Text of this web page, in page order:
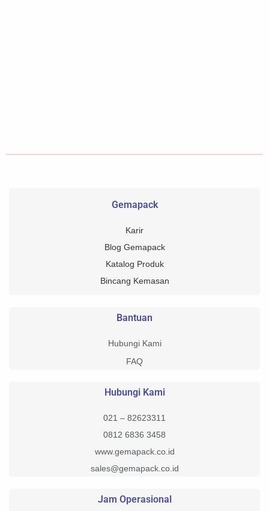
Gemapack
Karir
Blog Gemapack
Katalog Produk
Bincang Kemasan
Bantuan
Hubungi Kami
FAQ
Hubungi Kami
021 – 82623311
0812 6836 3458
www.gemapack.co.id
sales@gemapack.co.id
Jam Operasional